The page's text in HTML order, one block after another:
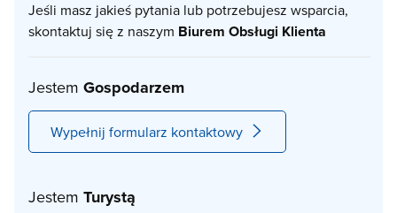
Jeśli masz jakieś pytania lub potrzebujesz wsparcia,
skontaktuj się z naszym Biurem Obsługi Klienta
Jestem Gospodarzem
Wypełnij formularz kontaktowy
Jestem Turystą